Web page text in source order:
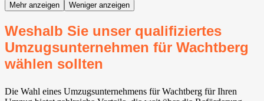
Mehr anzeigen Weniger anzeigen
Weshalb Sie unser qualifiziertes
Umzugsunternehmen für Wachtberg⁠
wählen sollten
Die Wahl eines Umzugsunternehmens für Wachtberg⁠ für Ihren